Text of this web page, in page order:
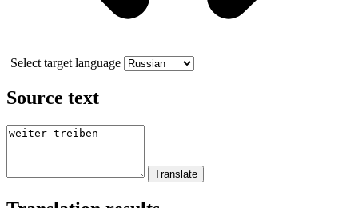
Select target language
Source text